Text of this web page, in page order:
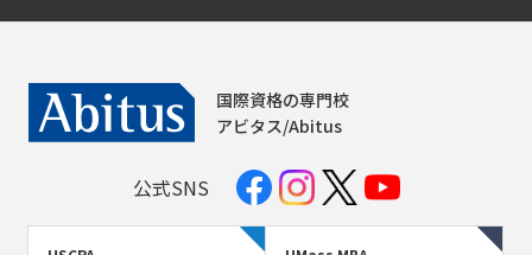
国際資格の専門校
アビタス/Abitus
公式SNS